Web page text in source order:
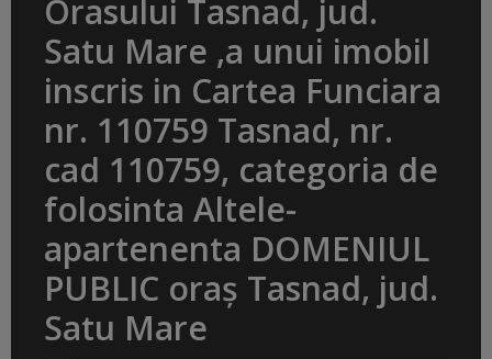
Orasului Tasnad, jud.
Satu Mare ,a unui imobil
inscris in Cartea Funciara
nr. 110759 Tasnad, nr.
cad 110759, categoria de
folosinta Altele-
apartenenta DOMENIUL
PUBLIC oraș Tasnad, jud.
Satu Mare